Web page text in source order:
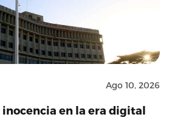
Ago 10, 2026
inocencia en la era digital